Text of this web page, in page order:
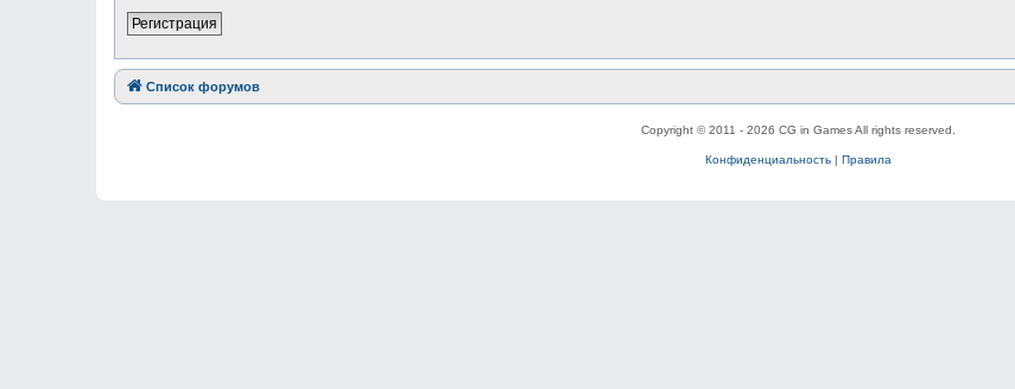
Регистрация
Список форумов
Copyright © 2011 - 2026 CG in Games All rights reserved.
Конфиденциальность| Правила